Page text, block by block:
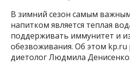
В зимний сезон самым
напитком является теплая
поддерживать иммунитет и
обезвоживания. Об этом kp.ru
диетолог Людмила Денисенко.